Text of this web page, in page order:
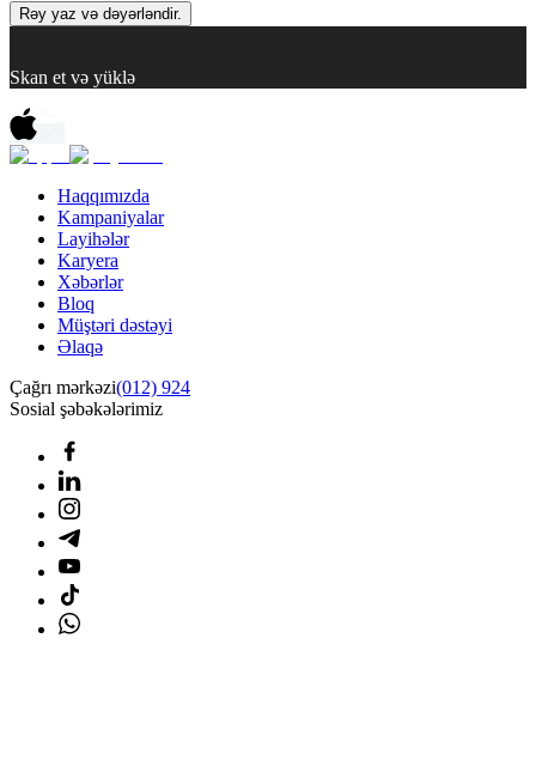
Rəy yaz və dəyərləndir.
Skan et və yüklə
Haqqımızda
Kampaniyalar
Layihələr
Karyera
Xəbərlər
Bloq
Müştəri dəstəyi
Əlaqə
Çağrı mərkəzi(012) 924
Sosial şəbəkələrimiz